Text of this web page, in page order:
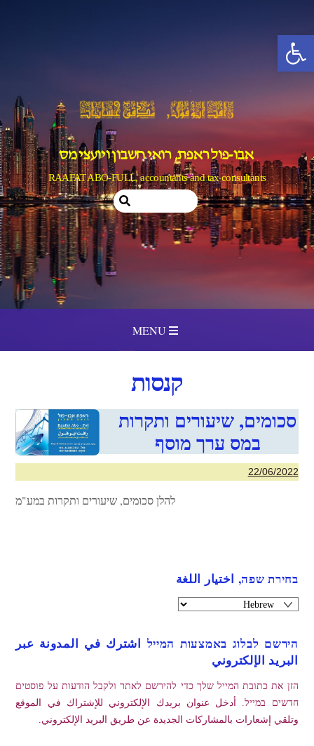
פתח סרגל נגישות
content
MENU
אבו-פול ראפת, רואי חשבון ויועצי מס
RAAFAT ABO-FULL, accountants and tax consultants
קנסות
סכומים, שיעורים ותקרות
במס ערך מוסף
22/06/2022
להלן סכומים, שיעורים ותקרות במע"מ
בחירת שפה, اختيار اللغة
הירשם לבלוג באמצעות המייל اشترك في المدونة عبر
البريد الإلكتروني
הזן את כתובת המייל שלך כדי להירשם לאתר ולקבל הודעות על פוסטים
חדשים במייל. أدخل عنوان بريدك الإلكتروني للإشتراك في الموقع
وتلقي إشعارات بالمشاركات الجديدة عن طريق البريد الإلكتروني.